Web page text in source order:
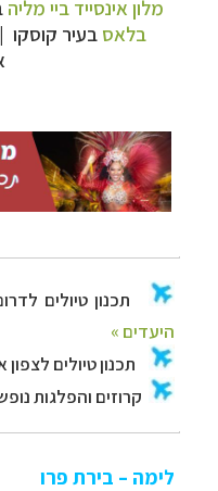
מלון אינסייד ביי מליה
בלאס בעיר קוסקו |
תכנון
לימה – בירת פרו